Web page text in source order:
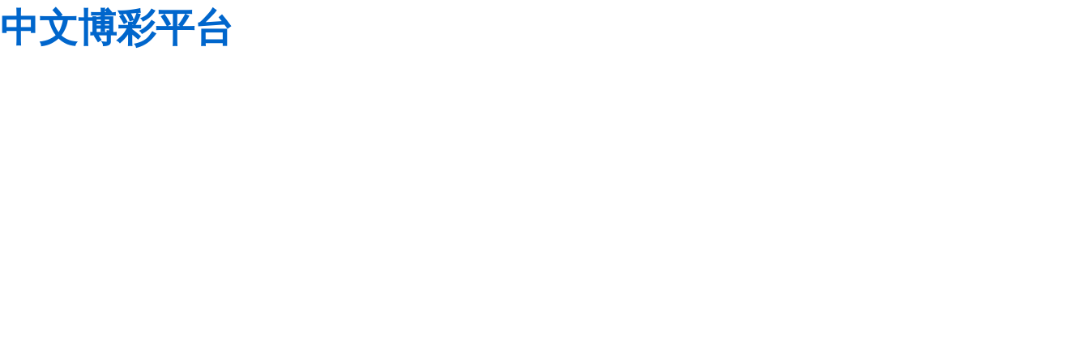
中文博彩平台